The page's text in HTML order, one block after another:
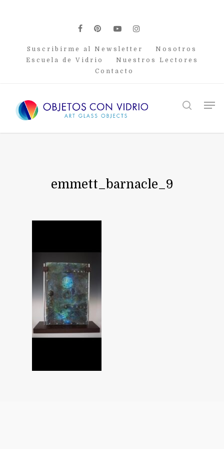
facebook
pinterest
youtubeinstagram
Suscribirme al Newsletter
Nosotros
Escuela de Vidrio
Nuestros Lectores
Contacto
search
emmett_barnacle_9